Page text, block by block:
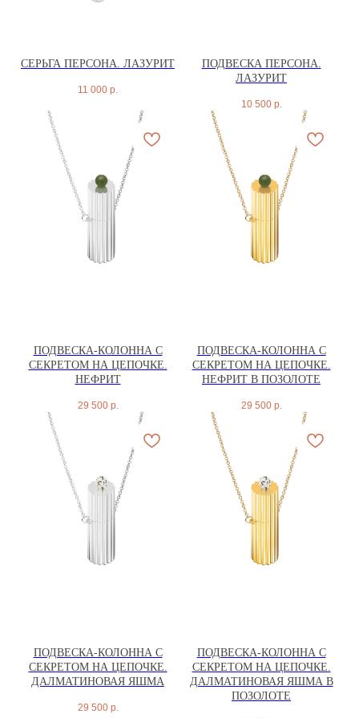
СЕРЬГА ПЕРСОНА. ЛАЗУРИТ
11 000 р.
ПОДВЕСКА ПЕРСОНА.
ЛАЗУРИТ
10 500 р.
ПОДВЕСКА-КОЛОННА С
СЕКРЕТОМ НА ЦЕПОЧКЕ.
НЕФРИТ
29 500 р.
ПОДВЕСКА-КОЛОННА С
СЕКРЕТОМ НА ЦЕПОЧКЕ.
НЕФРИТ В ПОЗОЛОТЕ
29 500 р.
ПОДВЕСКА-КОЛОННА С
СЕКРЕТОМ НА ЦЕПОЧКЕ.
ДАЛМАТИНОВАЯ ЯШМА
29 500 р.
ПОДВЕСКА-КОЛОННА С
СЕКРЕТОМ НА ЦЕПОЧКЕ.
ДАЛМАТИНОВАЯ ЯШМА В
ПОЗОЛОТЕ
МАНИФЕСТ
АРХИВНЫЙ СЕЙЛ